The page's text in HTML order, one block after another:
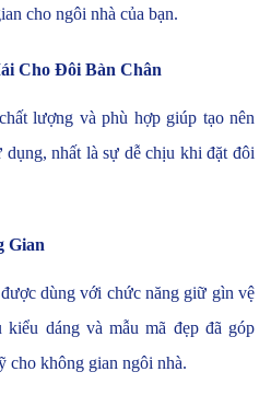
cho ngôi nhà của bạn.
Cho Đôi Bàn Chân
lượng và phù hợp giúp tạo nên
nhất là sự dễ chịu khi đặt đôi
Gian
dùng với chức năng giữ gìn vệ
dáng và mẫu mã đẹp đã góp
cho không gian ngôi nhà.